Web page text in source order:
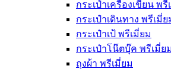
กระเป๋าเครื่องเขียน พรี
กระเป๋าเดินทาง พรีเมี่ย
กระเป๋าเป้ พรีเมี่ยม
กระเป๋าโน๊ตบุ๊ค พรีเมี่ยม
ถุงผ้า พรีเมี่ยม